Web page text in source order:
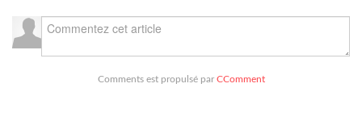
Comments est propulsé par CComment